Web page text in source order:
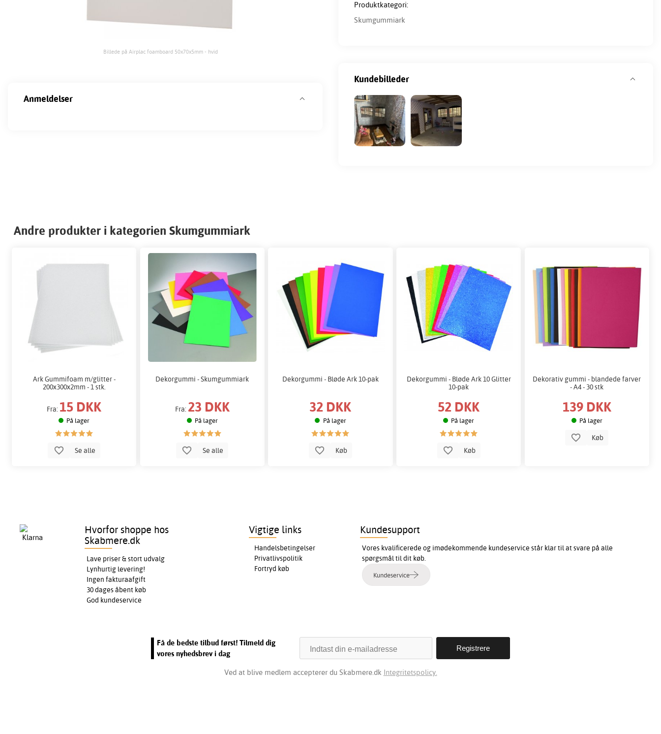
Billede på Airplac foamboard 50x70x5mm - hvid
Produktkategori:
Skumgummiark
Kundebilleder
Anmeldelser
Andre produkter i kategorien Skumgummiark
Ark Gummifoam m/glitter -
200x300x2mm - 1 stk.
Fra: 15 DKK
På lager
Se alle
Dekorgummi - Skumgummiark
Fra: 23 DKK
På lager
Se alle
Dekorgummi - Bløde Ark 10-pak
32 DKK
På lager
Køb
Dekorgummi - Bløde Ark 10 Glitter
10-pak
52 DKK
På lager
Køb
Dekorativ gummi - blandede farver
- A4 - 30 stk
139 DKK
På lager
Køb
Hvorfor shoppe hos
Skabmere.dk
Lave priser & stort udvalg
Lynhurtig levering!
Ingen fakturaafgift
30 dages åbent køb
God kundeservice
Vigtige links
Handelsbetingelser
Privatlivspolitik
Fortryd køb
Kundesupport
Vores kvalificerede og imødekommende kundeservice står klar til at svare på alle
spørgsmål til dit køb.
Kundeservice
Få de bedste tilbud først! Tilmeld dig
vores nyhedsbrev i dag
Ved at blive medlem accepterer du Skabmere.dk Integritetspolicy.